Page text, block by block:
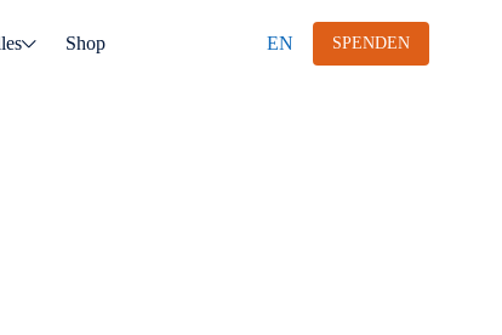
Shop EN SPENDEN